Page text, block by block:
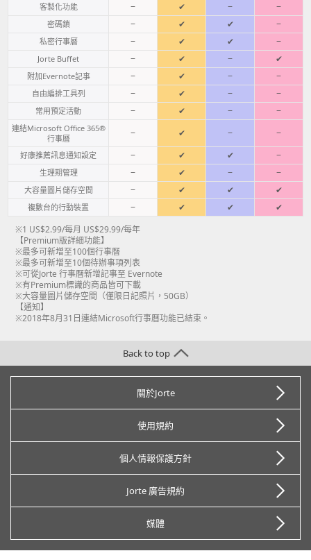
客製化功能 − ✔ − −
密碼鎖 − ✔ ✔ −
私密行事曆 − ✔ ✔ −
Jorte Buffet − ✔ − ✔
附加Evernote記事 − ✔ − −
自由編排工具列 − ✔ − −
常用預定活動 − ✔ − −
連結Microsoft Office 365®
行事曆
− ✔ − −
好康推薦訊息通知設定 − ✔ ✔ −
生理期管理 − ✔ − −
大容量圖片儲存空間 − ✔ ✔ ✔
複數台的行動裝置 − ✔ ✔
✔
※1 US$2.99/每月 US$29.99/每年
【Premium版詳細功能】
※最多可新增至100個行事曆
※最多可新增至10個待辦事項列表
※可從Jorte 行事曆新增記事至 Evernote
※有Premium標識的商品皆可下載
※大容量圖片儲存空間（僅限日記照片，50GB）
【通知】
※2018年8月31日連結Microsoft行事曆功能已結束。
關於Jorte
使用規約
個人情報保護方針
Jorte 廣告規約
媒體
Back to top